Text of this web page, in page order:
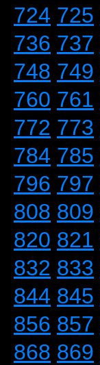
724 725
736 737
748 749
760 761
772 773
784 785
796 797
808 809
820 821
832 833
844 845
856 857
868 869